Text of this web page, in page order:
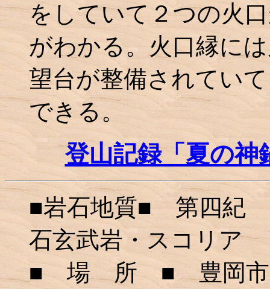
をしていて２つの火
がわかる。火口縁に
望台が整備されてい
できる。
登山記録「夏の神
■岩石地質■ 第四紀
石玄武岩・スコリア
■ 場 所 ■ 豊岡市